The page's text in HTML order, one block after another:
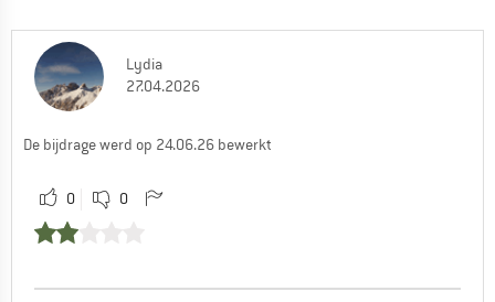
Lydia
27.04.2026
De bijdrage werd op 24.06.26 bewerkt
0 0